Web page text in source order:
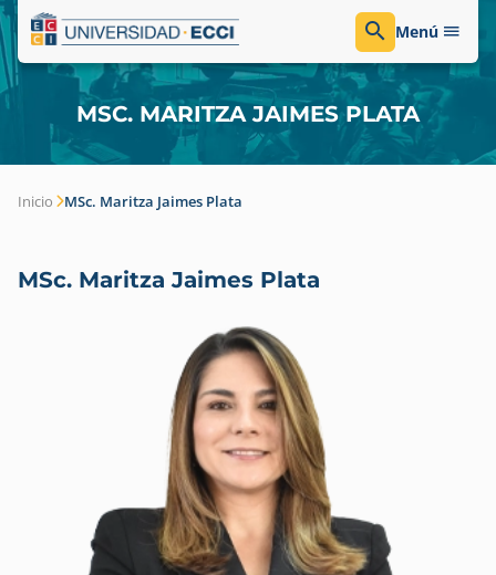
Menú
MSC. MARITZA JAIMES PLATA
Inicio MSc. Maritza Jaimes Plata
MSc. Maritza Jaimes Plata